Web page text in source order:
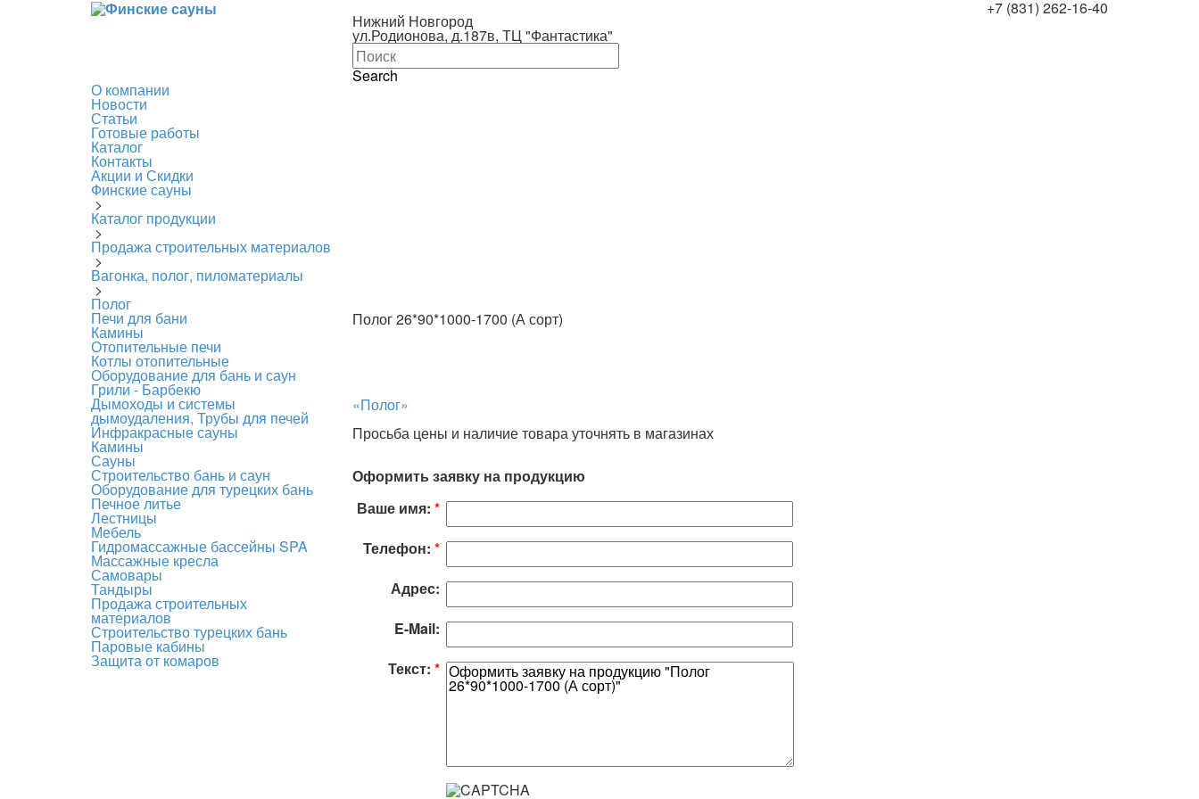
+7 (831) 262-16-40
Нижний Новгород
ул.Родионова, д.187в, ТЦ "Фантастика"
Search
О компании
Новости
Статьи
Готовые работы
Каталог
Контакты
Акции и Скидки
Финские сауны
>
Каталог продукции
>
Продажа строительных материалов
>
Вагонка, полог, пиломатериалы
>
Полог
Печи для бани
Камины
Отопительные печи
Котлы отопительные
Оборудование для бань и саун
Грили - Барбекю
Дымоходы и системы
дымоудаления, Трубы для печей
Инфракрасные сауны
Камины
Сауны
Строительство бань и саун
Оборудование для турецких бань
Печное литье
Лестницы
Мебель
Гидромассажные бассейны SPA
Массажные кресла
Самовары
Тандыры
Продажа строительных
материалов
Строительство турецких бань
Паровые кабины
Защита от комаров
Полог 26*90*1000-1700 (А сорт)
«Полог»
Просьба цены и наличие товара уточнять в магазинах
Оформить заявку на продукцию
Ваше имя: *
Телефон: *
Адрес:
E-Mail:
Текст: *